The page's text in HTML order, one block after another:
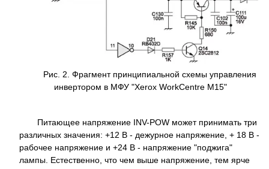
Рис. 2. Фрагмент принципиальной схемы управления
инвертором в МФУ "Xerox WorkCentre M15"
Питающее напряжение INV-POW может принимать три
различных значения: +12 В - дежурное напряжение, + 18 В -
рабочее напряжение и +24 В - напряжение "поджига"
лампы. Естественно, что чем выше напряжение, тем ярче